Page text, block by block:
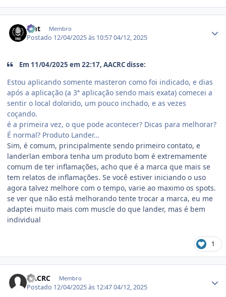
zmt Membro
Postado 12/04/2025 às 10:5704/12, 2025
Em 11/04/2025 em 22:17, AACRC disse:
Estou aplicando somente masteron como foi indicado, e dias
após a aplicação (a 3ª aplicação sendo mais exata) comecei a
sentir o local dolorido, um pouco inchado, e as vezes
coçando.
é a primeira vez, o que pode acontecer? Dicas para melhorar?
É normal? Produto Lander…
Sim, é comum, principalmente sendo primeiro contato, e
landerlan embora tenha um produto bom é extremamente
comum de ter inflamações, acho que é a marca que mais se
tem relatos de inflamações. Se você estiver iniciando o uso
agora talvez melhore com o tempo, varie ao maximo os spots.
se ver que não está melhorando tente trocar a marca, eu me
adaptei muito mais com muscle do que lander, mas é bem
individual
1
AACRC Membro
Postado 12/04/2025 às 12:4704/12, 2025